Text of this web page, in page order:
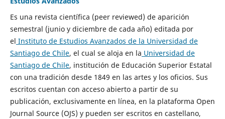
Es una revista científica (peer reviewed) de aparición
semestral (junio y diciembre de cada año) editada por
el Instituto de Estudios Avanzados de la Universidad de
Santiago de Chile, el cual se aloja en la Universidad de
Santiago de Chile, institución de Educación Superior Estatal
con una tradición desde 1849 en las artes y los oficios. Sus
escritos cuentan con acceso abierto a partir de su
publicación, exclusivamente en línea, en la plataforma Open
Journal Source (OJS) y pueden ser escritos en castellano,